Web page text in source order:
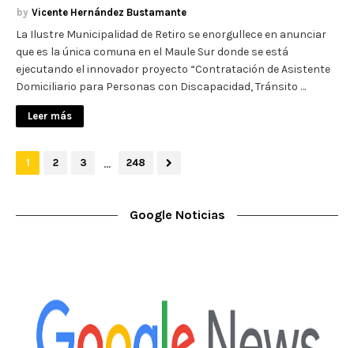
Vicente Hernández Bustamante
La Ilustre Municipalidad de Retiro se enorgullece en anunciar
que es la única comuna en el Maule Sur donde se está
ejecutando el innovador proyecto “Contratación de Asistente
Domiciliario para Personas con Discapacidad, Tránsito …
Leer más
1 2 3 ... 248
Google Noticias